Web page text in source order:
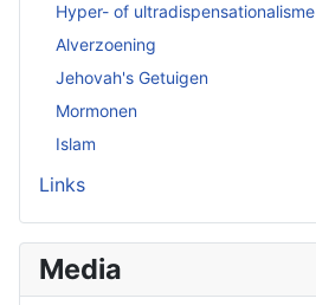
Hyper- of ultradispensationalisme
Alverzoening
Jehovah's Getuigen
Mormonen
Islam
Links
Media